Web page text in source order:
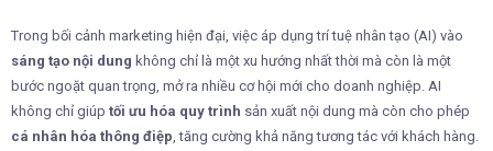
Trong bối cảnh marketing hiện đại, việc áp dụng trí tuệ nhân tạo (AI) vào
sáng tạo nội dung không chỉ là một xu hướng nhất thời mà còn là một
bước ngoặt quan trọng, mở ra nhiều cơ hội mới cho doanh nghiệp. AI
không chỉ giúp tối ưu hóa quy trình sản xuất nội dung mà còn cho phép
cá nhân hóa thông điệp , tăng cường khả năng tương tác với khách hàng.